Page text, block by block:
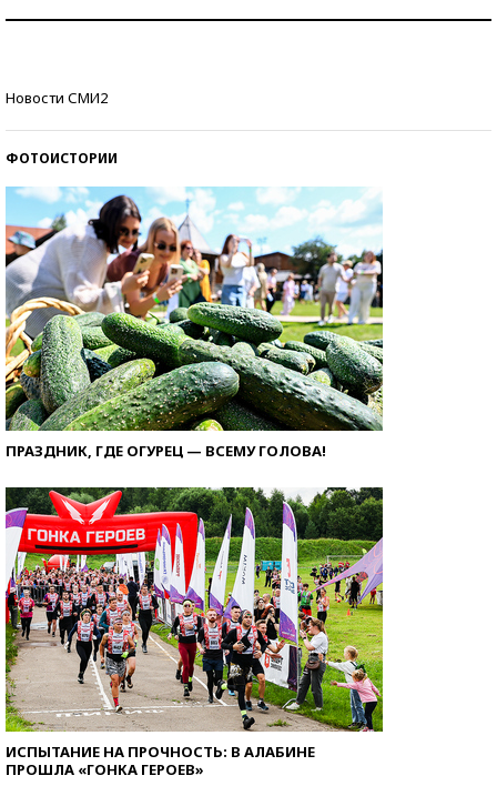
Новости СМИ2
ФОТОИСТОРИИ
ПРАЗДНИК, ГДЕ ОГУРЕЦ — ВСЕМУ ГОЛОВА!
ИСПЫТАНИЕ НА ПРОЧНОСТЬ: В АЛАБИНЕ
ПРОШЛА «ГОНКА ГЕРОЕВ»